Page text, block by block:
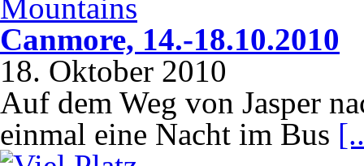
Canmore, 14.-18.10.2010
18. Oktober 2010
Auf dem Weg von Jasper
einmal eine Nacht im Bus